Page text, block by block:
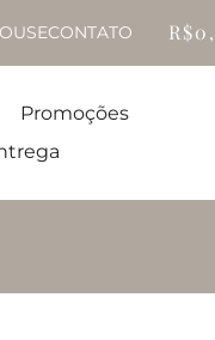
CONTATO R$
Promoções